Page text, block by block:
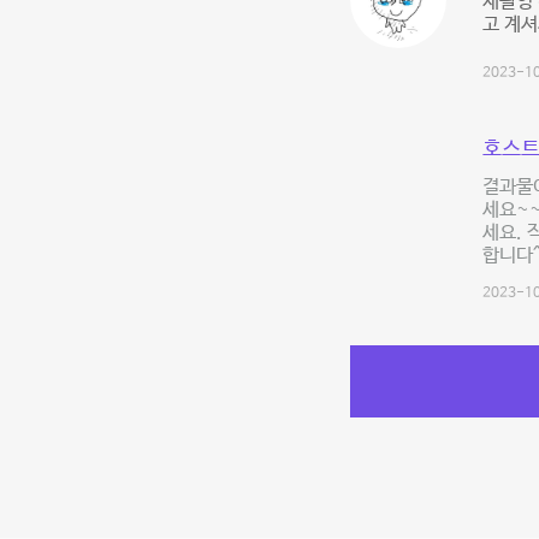
고 계
2023-
호스
결과
세요
세요.
합니
2023-